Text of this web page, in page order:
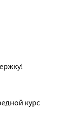
курс